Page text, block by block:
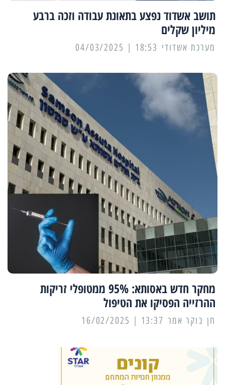
תושב אשדוד נפצע בתאונת עבודה וזכה ברבע
מיליון שקלים
מערכת אשדודי 18:53 | 04/03/2025
מחקר חדש באסותא: 95% ממטופלי זריקות
ההרזייה הפסיקו את הטיפול
13:37 | 16/02/2025